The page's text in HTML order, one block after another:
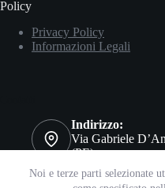
Noi e terze parti selezionate
Policy
Privacy Policy
Informazioni Legali
Indirizzo:
Via Gabriele
(PE)
Telefono: